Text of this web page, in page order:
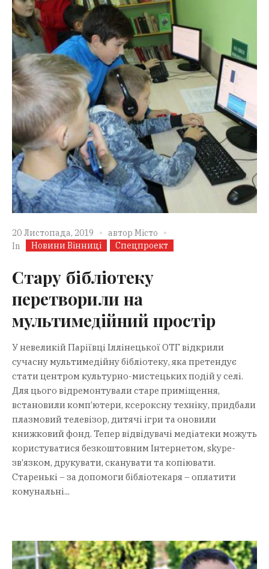
20 Листопада, 2019 автор Місто
In
Новини Вінниці Спецпроект
Стару бібліотеку
перетворили на
мультимедійний простір
У невеликій Паріївці Іллінецької ОТГ відкрили
сучасну мультимедійну бібліотеку, яка претендує
стати центром культурно-мистецьких подій у селі.
Для цього відремонтували старе приміщення,
встановили комп’ютери, ксероксну техніку, придбали
плазмовий телевізор, дитячі ігри та оновили
книжковий фонд. Тепер відвідувачі медіатеки можуть
користуватися безкоштовним Інтернетом, skype-
зв’язком, друкувати, сканувати та копіювати.
Старенькі – за допомоги бібліотекаря – оплатити
комунальні...